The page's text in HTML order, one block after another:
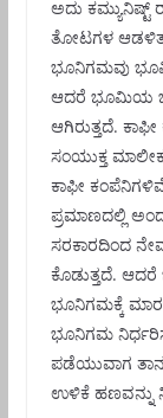
ಅದು ಕಮ್ಯುನಿಷ್ಟ್
ತೋಟಗಳ
ಭೂನಿಗಮವು
ಆದರೆ ಭೂಮಿಯ
ಆಗಿರುತ್ತದೆ.
ಸಂಯುಕ್ತ
ಕಾಫೀ
ಪ್ರಮಾಣದಲ್ಲಿ
ಸರಕಾರದಿಂದ
ಕೊಡುತ್ತದೆ.
ಭೂನಿಗಮಕ್ಕೆ
ಭೂನಿಗಮ
ಪಡೆಯುವಾಗ
ಉಳಿಕೆ ಹಣವನ್ನು